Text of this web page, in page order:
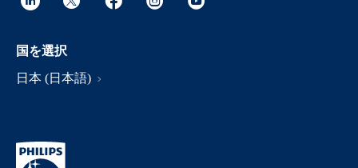
国を選択
日本 (日本語)